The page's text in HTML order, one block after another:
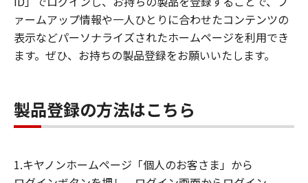
ァームアップ情報や一人ひとりに合わせたコンテンツの
表示などパーソナライズされたホームページを利用でき
ます。ぜひ、お持ちの製品登録をお願いいたします。
製品登録の方法はこちら
1.キヤノンホームページ「個人のお客さま」から